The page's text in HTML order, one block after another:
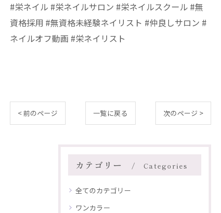
#栄ネイル #栄ネイルサロン #栄ネイルスクール #無
資格採用 #無資格未経験ネイリスト #仲良しサロン #
ネイルオフ動画 #栄ネイリスト
< 前のページ 一覧に戻る 次のページ >
カテゴリー Categories
全てのカテゴリー
ワンカラー